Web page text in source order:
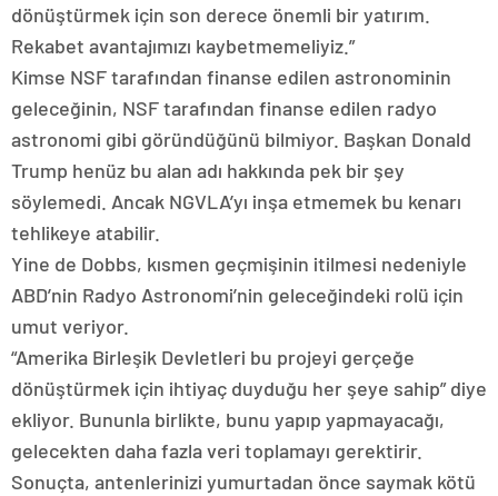
dönüştürmek için son derece önemli bir yatırım.
Rekabet avantajımızı kaybetmemeliyiz.”
Kimse NSF tarafından finanse edilen astronominin
geleceğinin, NSF tarafından finanse edilen radyo
astronomi gibi göründüğünü bilmiyor. Başkan Donald
Trump henüz bu alan adı hakkında pek bir şey
söylemedi. Ancak NGVLA’yı inşa etmemek bu kenarı
tehlikeye atabilir.
Yine de Dobbs, kısmen geçmişinin itilmesi nedeniyle
ABD’nin Radyo Astronomi’nin geleceğindeki rolü için
umut veriyor.
“Amerika Birleşik Devletleri bu projeyi gerçeğe
dönüştürmek için ihtiyaç duyduğu her şeye sahip” diye
ekliyor. Bununla birlikte, bunu yapıp yapmayacağı,
gelecekten daha fazla veri toplamayı gerektirir.
Sonuçta, antenlerinizi yumurtadan önce saymak kötü